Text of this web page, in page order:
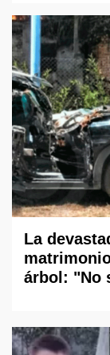
La
árbol: "No